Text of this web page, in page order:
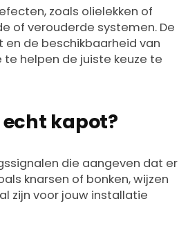
zoals olielekken of
of verouderde systemen. De
de beschikbaarheid van
helpen de juiste keuze te
kapot?
die aangeven dat er
knarsen of bonken, wijzen
zijn voor jouw installatie